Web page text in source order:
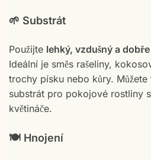
🌱 Substrát
Použijte lehký, vzdušný a
Ideální je směs rašeliny,
trochy písku nebo kůry.
substrát pro pokojové rostliny
květináče.
🍽️ Hnojení